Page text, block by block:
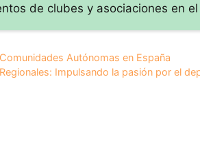
emocionante
disciplina
de clubes y asociaciones en
Autónomas en España
Impulsando la pasión por el